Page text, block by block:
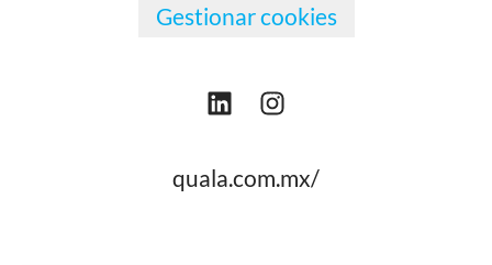
Gestionar cookies
quala.com.mx/